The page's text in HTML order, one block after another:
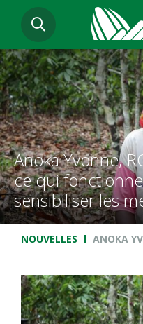
contenu
principal
RECHERCHER
Anoka Yvonne,
ce qui
sensibiliser les
Fil d'Ariane
NOUVELLES ANOKA